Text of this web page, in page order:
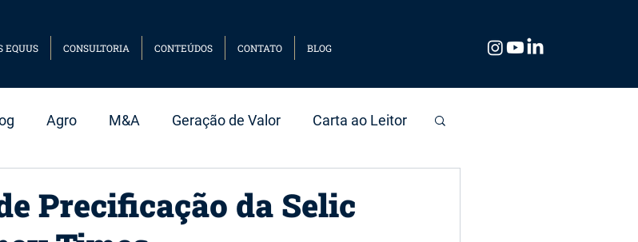
EQUUS CONSULTORIA CONTEÚDOS CONTATO BLOG
Agro M&A Geração de Valor Carta ao Leitor
Precificação da Selic